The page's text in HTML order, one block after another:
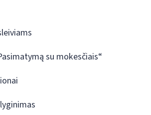
su mokesčiais“